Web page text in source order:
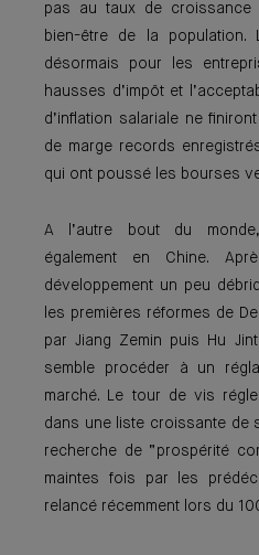
pas au taux de croissance
bien-être de la
désormais pour les
hausses d’impôt et
d’inflation salariale ne
de marge records
qui ont poussé les bourses
A l’autre bout du
également en Chine.
développement un peu
les premières réformes de
par Jiang Zemin puis Hu
semble procéder à un
marché. Le tour de vis
dans une liste croissante de
recherche de “prospérité
maintes fois par les
relancé récemment lors du